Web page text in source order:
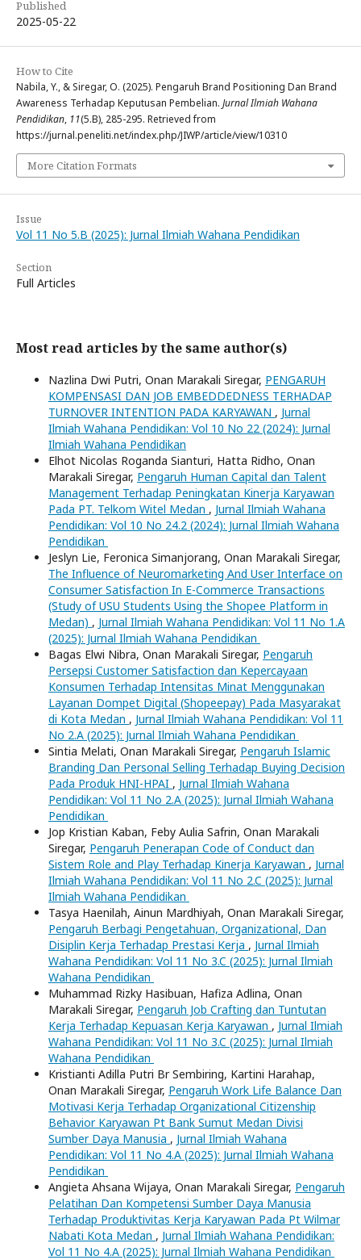
Published
2025-05-22
How to Cite
Nabila, Y., & Siregar, O. (2025). Pengaruh Brand Positioning Dan Brand
Awareness Terhadap Keputusan Pembelian. Jurnal Ilmiah Wahana
Pendidikan, 11(5.B), 285-295. Retrieved from
https://jurnal.peneliti.net/index.php/JIWP/article/view/10310
More Citation Formats
Issue
Vol 11 No 5.B (2025): Jurnal Ilmiah Wahana Pendidikan
Section
Full Articles
Most read articles by the same author(s)
Nazlina Dwi Putri, Onan Marakali Siregar, PENGARUH
KOMPENSASI DAN JOB EMBEDDEDNESS TERHADAP
TURNOVER INTENTION PADA KARYAWAN , Jurnal
Ilmiah Wahana Pendidikan: Vol 10 No 22 (2024): Jurnal
Ilmiah Wahana Pendidikan
Elhot Nicolas Roganda Sianturi, Hatta Ridho, Onan
Marakali Siregar, Pengaruh Human Capital dan Talent
Management Terhadap Peningkatan Kinerja Karyawan
Pada PT. Telkom Witel Medan , Jurnal Ilmiah Wahana
Pendidikan: Vol 10 No 24.2 (2024): Jurnal Ilmiah Wahana
Pendidikan
Jeslyn Lie, Feronica Simanjorang, Onan Marakali Siregar,
The Influence of Neuromarketing And User Interface on
Consumer Satisfaction In E-Commerce Transactions
(Study of USU Students Using the Shopee Platform in
Medan) , Jurnal Ilmiah Wahana Pendidikan: Vol 11 No 1.A
(2025): Jurnal Ilmiah Wahana Pendidikan
Bagas Elwi Nibra, Onan Marakali Siregar, Pengaruh
Persepsi Customer Satisfaction dan Kepercayaan
Konsumen Terhadap Intensitas Minat Menggunakan
Layanan Dompet Digital (Shopeepay) Pada Masyarakat
di Kota Medan , Jurnal Ilmiah Wahana Pendidikan: Vol 11
No 2.A (2025): Jurnal Ilmiah Wahana Pendidikan
Sintia Melati, Onan Marakali Siregar, Pengaruh Islamic
Branding Dan Personal Selling Terhadap Buying Decision
Pada Produk HNI-HPAI , Jurnal Ilmiah Wahana
Pendidikan: Vol 11 No 2.A (2025): Jurnal Ilmiah Wahana
Pendidikan
Jop Kristian Kaban, Feby Aulia Safrin, Onan Marakali
Siregar, Pengaruh Penerapan Code of Conduct dan
Sistem Role and Play Terhadap Kinerja Karyawan , Jurnal
Ilmiah Wahana Pendidikan: Vol 11 No 2.C (2025): Jurnal
Ilmiah Wahana Pendidikan
Tasya Haenilah, Ainun Mardhiyah, Onan Marakali Siregar,
Pengaruh Berbagi Pengetahuan, Organizational, Dan
Disiplin Kerja Terhadap Prestasi Kerja , Jurnal Ilmiah
Wahana Pendidikan: Vol 11 No 3.C (2025): Jurnal Ilmiah
Wahana Pendidikan
Muhammad Rizky Hasibuan, Hafiza Adlina, Onan
Marakali Siregar, Pengaruh Job Crafting dan Tuntutan
Kerja Terhadap Kepuasan Kerja Karyawan , Jurnal Ilmiah
Wahana Pendidikan: Vol 11 No 3.C (2025): Jurnal Ilmiah
Wahana Pendidikan
Kristianti Adilla Putri Br Sembiring, Kartini Harahap,
Onan Marakali Siregar, Pengaruh Work Life Balance Dan
Motivasi Kerja Terhadap Organizational Citizenship
Behavior Karyawan Pt Bank Sumut Medan Divisi
Sumber Daya Manusia , Jurnal Ilmiah Wahana
Pendidikan: Vol 11 No 4.A (2025): Jurnal Ilmiah Wahana
Pendidikan
Angieta Ahsana Wijaya, Onan Marakali Siregar, Pengaruh
Pelatihan Dan Kompetensi Sumber Daya Manusia
Terhadap Produktivitas Kerja Karyawan Pada Pt Wilmar
Nabati Kota Medan , Jurnal Ilmiah Wahana Pendidikan:
Vol 11 No 4.A (2025): Jurnal Ilmiah Wahana Pendidikan